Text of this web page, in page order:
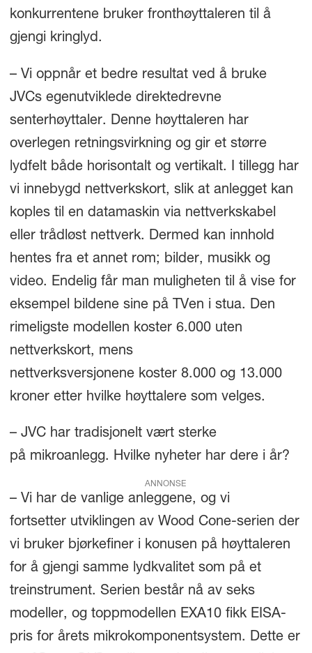
konkurrentene bruker fronthøyttaleren til å
gjengi kringlyd.
– Vi oppnår et bedre resultat ved å bruke
JVCs egenutviklede direktedrevne
senterhøyttaler. Denne høyttaleren har
overlegen retningsvirkning og gir et større
lydfelt både horisontalt og vertikalt. I tillegg har
vi innebygd nettverkskort, slik at anlegget kan
koples til en datamaskin via nettverkskabel
eller trådløst nettverk. Dermed kan innhold
hentes fra et annet rom; bilder, musikk og
video. Endelig får man muligheten til å vise for
eksempel bildene sine på TVen i stua. Den
rimeligste modellen koster 6.000 uten
nettverkskort, mens
nettverksversjonene koster 8.000 og 13.000
kroner etter hvilke høyttalere som velges.
– JVC har tradisjonelt vært sterke
på mikroanlegg. Hvilke nyheter har dere i år?
ANNONSE
– Vi har de vanlige anleggene, og vi
fortsetter utviklingen av Wood Cone-serien der
vi bruker bjørkefiner i konusen på høyttaleren
for å gjengi samme lydkvalitet som på et
treinstrument. Serien består nå av seks
modeller, og toppmodellen EXA10 fikk EISA-
pris for årets mikrokomponentsystem. Dette er